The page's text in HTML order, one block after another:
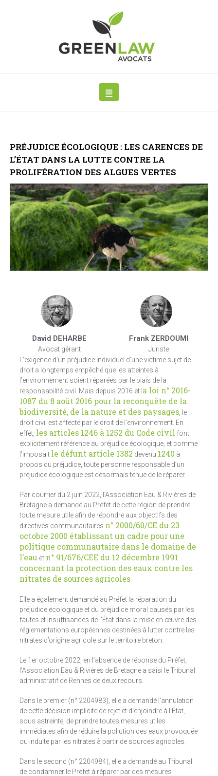
PRÉJUDICE ÉCOLOGIQUE : LES CARENCES DE
L’ÉTAT DANS LA LUTTE CONTRE LA
PROLIFÉRATION DES ALGUES VERTES
David DEHARBE
Avocat gérant
Frank ZERDOUMI
Juriste
L’exigence d’un préjudice individuel d’une victime sujet de
droit a longtemps empêché que les atteintes à
l’environnement soient réparées par le biais de la
responsabilité civil. Mais depuis 2016 et l a loi n° 2016-
1087 du 8 août 2016 pour la reconquête de la
biodiversité, de la nature et des paysages , le
droit civil est affecté par le droit de l’environnement. En
effet, les articles 1246 à 1252 du Code civil font
explicitement référence au préjudice écologique, et comme
l’imposait le défunt article 1382 devenu 1240 à
propos du préjudice, toute personne responsable d’un
préjudice écologique est désormais tenue de le réparer.
Par courrier du 2 juin 2022, l’Association Eau & Rivières de
Bretagne a demandé au Préfet de cette région de prendre
toute mesure utile afin de répondre aux objectifs des
directives communautaires n° 2000/60/CE du 23
octobre 2000 établissant un cadre pour une
politique communautaire dans le domaine de
l’eau et n° 91/676/CEE du 12 décembre 1991
concernant la protection des eaux contre les
nitrates de sources agricoles
Elle a également demandé au Préfet la réparation du
préjudice écologique et du préjudice moral causés par les
fautes et insuffisances de l’État dans la mise en œuvre des
réglementations européennes destinées à lutter contre les
nitrates d’origine agricole sur le territoire breton.
Le 1er octobre 2022, en l’absence de réponse du Préfet,
l’Association Eau & Rivières de Bretagne a saisi le Tribunal
administratif de Rennes de deux recours.
Dans le premier (n° 2204983), elle a demandé l’annulation
de cette décision implicite de rejet et d’enjoindre à l’État,
sous astreinte, de prendre toutes mesures utiles
immédiates afin de réduire la pollution des eaux provoquée
ou induite par les nitrates à partir de sources agricoles.
Dans le second (n° 2204984), elle a demandé au Tribunal
de condamner le Préfet à réparer par des mesures